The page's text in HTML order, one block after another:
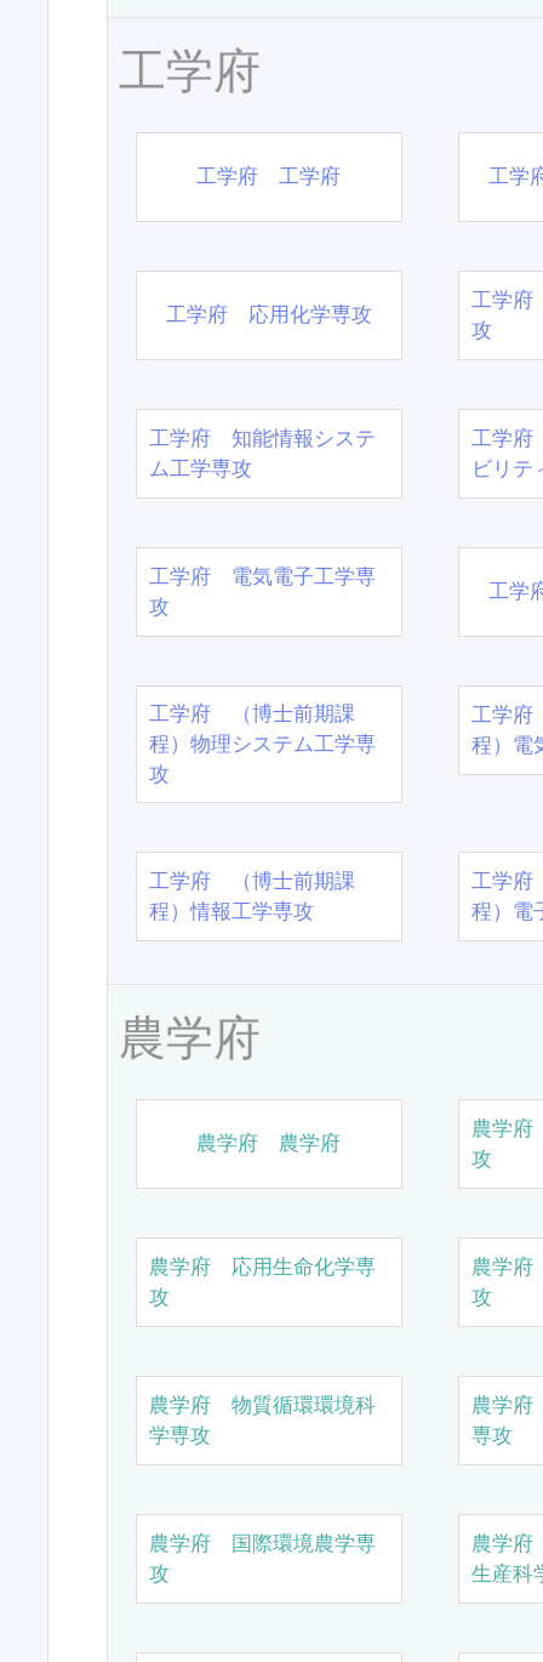
工学府
工学府 工学府 工学
工学府 応用化学専攻
工学府
攻
工学府 知能情報システ
ム工学専攻
工学府
ビリテ
工学府 電気電子工学専
攻
工学
工学府 （博士前期課
程）物理システム工学専
攻
工学
程）電
工学府 （博士前期課
程）情報工学専攻
工学
程）電
農学府
農学府 農学府
農学
攻
農学府 応用生命化学専
攻
農学
攻
農学府 物質循環環境科
学専攻
農学
専攻
農学府 国際環境農学専
攻
農学
生産科